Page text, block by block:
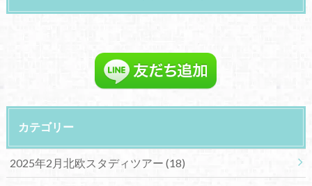
カテゴリー
2025年2月北欧スタディツアー (18)